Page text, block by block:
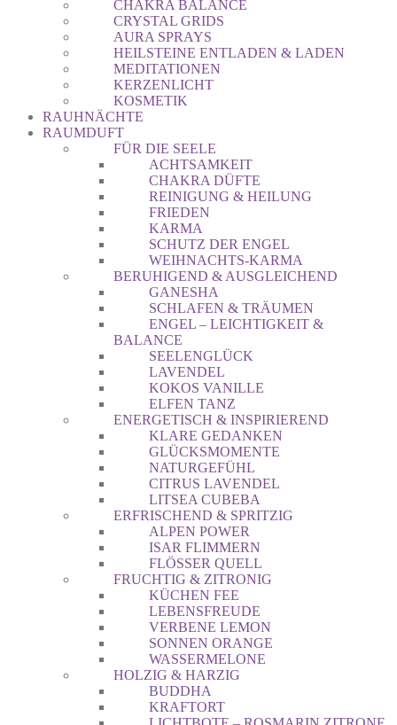
CHAKRA BALANCE
CRYSTAL GRIDS
AURA SPRAYS
HEILSTEINE ENTLADEN & LADEN
MEDITATIONEN
KERZENLICHT
KOSMETIK
RAUHNÄCHTE
RAUMDUFT
FÜR DIE SEELE
ACHTSAMKEIT
CHAKRA DÜFTE
REINIGUNG & HEILUNG
FRIEDEN
KARMA
SCHUTZ DER ENGEL
WEIHNACHTS-KARMA
BERUHIGEND & AUSGLEICHEND
GANESHA
SCHLAFEN & TRÄUMEN
ENGEL – LEICHTIGKEIT &
BALANCE
SEELENGLÜCK
LAVENDEL
KOKOS VANILLE
ELFEN TANZ
ENERGETISCH & INSPIRIEREND
KLARE GEDANKEN
GLÜCKSMOMENTE
NATURGEFÜHL
CITRUS LAVENDEL
LITSEA CUBEBA
ERFRISCHEND & SPRITZIG
ALPEN POWER
ISAR FLIMMERN
FLÖSSER QUELL
FRUCHTIG & ZITRONIG
KÜCHEN FEE
LEBENSFREUDE
VERBENE LEMON
SONNEN ORANGE
WASSERMELONE
HOLZIG & HARZIG
BUDDHA
KRAFTORT